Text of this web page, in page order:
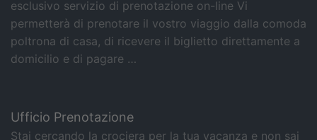
esclusivo servizio di prenotazione on-line Vi
permetterà di prenotare il vostro viaggio dalla comoda
poltrona di casa, di ricevere il biglietto direttamente a
domicilio e di pagare …
Ufficio Prenotazione
Stai cercando la crociera per la tua vacanza e non sai